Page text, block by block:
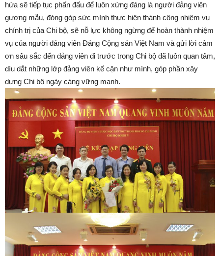
hứa sẽ tiếp tục phấn đấu để luôn xứng đáng là người đảng viên
gương mẫu, đóng góp sức mình thực hiện thành công nhiệm vụ
chính trị của Chi bộ, sẽ nỗ lực không ngừng để hoàn thành nhiệm
vụ của người đảng viên Đảng Cộng sản Việt Nam và gửi lời cảm
ơn sâu sắc đến đảng viên đi trước trong Chi bộ đã luôn quan tâm,
dìu dắt những lớp đảng viên kế cận như mình, góp phần xây
dựng Chi bộ ngày càng vững mạnh.